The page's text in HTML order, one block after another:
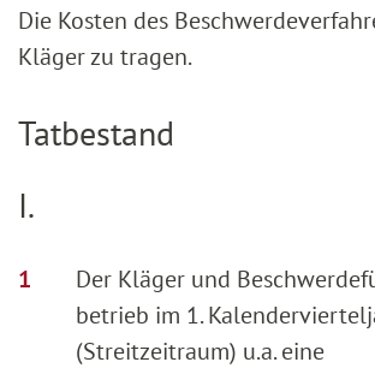
Die Kosten des
Kläger zu tragen.
Tatbestand
I.
Der Kläger und
betrieb im 1.
(Streitzeitraum) u.a. eine